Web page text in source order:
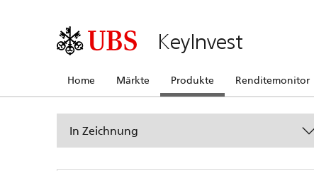
KeyInvest
Home Märkte Produkte Renditemonitor
In Zeichnung